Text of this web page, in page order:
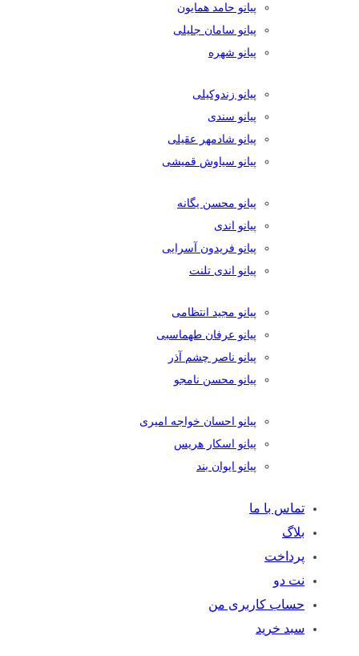
پیانو حامد همایون
پیانو سامان جلیلی
پیانو شهره
پیانو زندوکیلی
پیانو سندی
پیانو شادمهر عقیلی
پیانو سیاوش قمیشی
پیانو محسن یگانه
پیانو اندی
پیانو فریدون آسرایی
پیانو اندی تلنت
پیانو مجید انتظامی
پیانو عرفان طهماسبی
پیانو ناصر چشم آذر
پیانو محسن نامجو
پیانو احسان خواجه امیری
پیانو اسکار هریس
پیانو ایوان بند
تماس با ما
بلاگ
پرداخت
نت دو
حساب کاربری من
سبد خرید